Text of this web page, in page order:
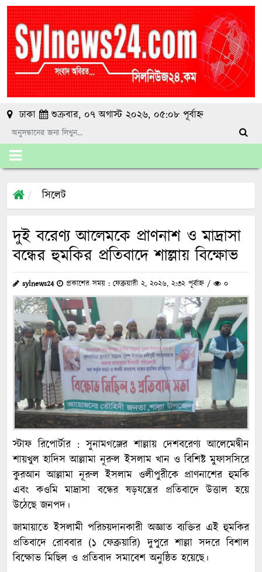
ঢাকা শুক্রবার, ০৭ অগাস্ট ২০২৬, ০৫:০৮ পূর্বাহ্ন
সিলেট
​দুই বরেণ্য আলেমকে প্রাণনাশ ও মাদ্রাসা
বন্ধের হুমকির প্রতিবাদে শাল্লায় বিক্ষোভ
sylnews24 প্রকাশের সময় : ফেব্রুয়ারী ২, ২০২৬, ২:৩২ পূর্বাহ্ন / ০
স্টাফ রিপোর্টার : সুনামগঞ্জের শাল্লায় দেশবরেণ্য আলেমেদ্বীন
শায়খুল হাদিস আল্লামা নূরুল ইসলাম খান ও বিশিষ্ট মুফাসসিরে
কুরআন আল্লামা নূরুল ইসলাম ওলীপুরীকে প্রাণনাশের হুমকি
এবং কওমি মাদ্রাসা বন্ধের ষড়যন্ত্রের প্রতিবাদে উত্তাল হয়ে
উঠেছে জনপদ।
জামায়াতে ইসলামী পরিচয়দানকারী অজ্ঞাত ব্যক্তির এই হুমকির
প্রতিবাদে রোববার (১ ফেব্রুয়ারি) দুপুরে শাল্লা সদরে বিশাল
বিক্ষোভ মিছিল ও প্রতিবাদ সমাবেশ অনুষ্ঠিত হয়েছে।